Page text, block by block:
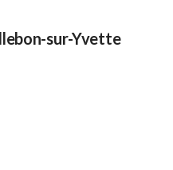
sur-Yvette